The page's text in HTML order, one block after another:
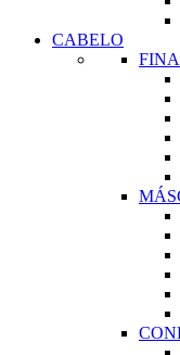
CABELO